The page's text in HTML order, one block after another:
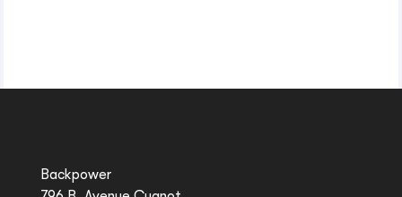
Backpower